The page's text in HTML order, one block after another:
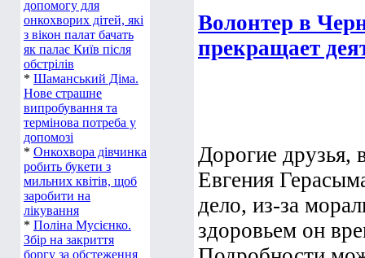
допомогу для
онкохворих дітей, які
з вікон палат бачать
як палає Київ після
обстрілів
* Шаманський Діма.
Нове страшне
випробування та
термінова потреба у
допомозі
* Онкохвора дівчинка
робить букети з
мильних квітів, щоб
заробити на
лікування
* Поліна Мусієнко.
Збір на закриття
боргу за обстеження
Волонтер в
прекращает
Дорогие друзья,
Евгения
дело, из-за
здоровьем он